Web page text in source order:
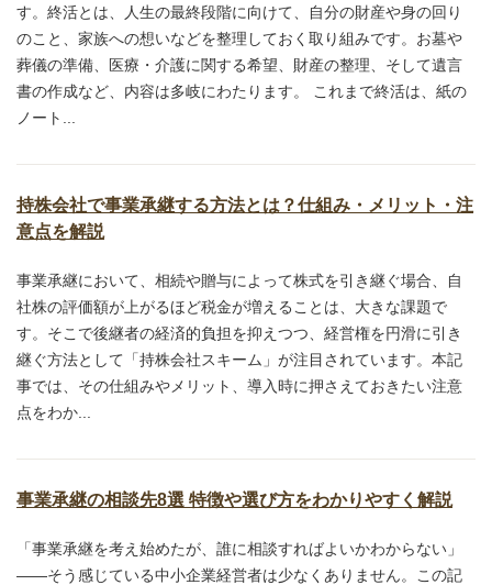
す。終活とは、人生の最終段階に向けて、自分の財産や身の回り
のこと、家族への想いなどを整理しておく取り組みです。お墓や
葬儀の準備、医療・介護に関する希望、財産の整理、そして遺言
書の作成など、内容は多岐にわたります。 これまで終活は、紙の
ノート...
持株会社で事業承継する方法とは？仕組み・メリット・注
意点を解説
事業承継において、相続や贈与によって株式を引き継ぐ場合、自
社株の評価額が上がるほど税金が増えることは、大きな課題で
す。そこで後継者の経済的負担を抑えつつ、経営権を円滑に引き
継ぐ方法として「持株会社スキーム」が注目されています。本記
事では、その仕組みやメリット、導入時に押さえておきたい注意
点をわか...
事業承継の相談先8選 特徴や選び方をわかりやすく解説
「事業承継を考え始めたが、誰に相談すればよいかわからない」
——そう感じている中小企業経営者は少なくありません。この記